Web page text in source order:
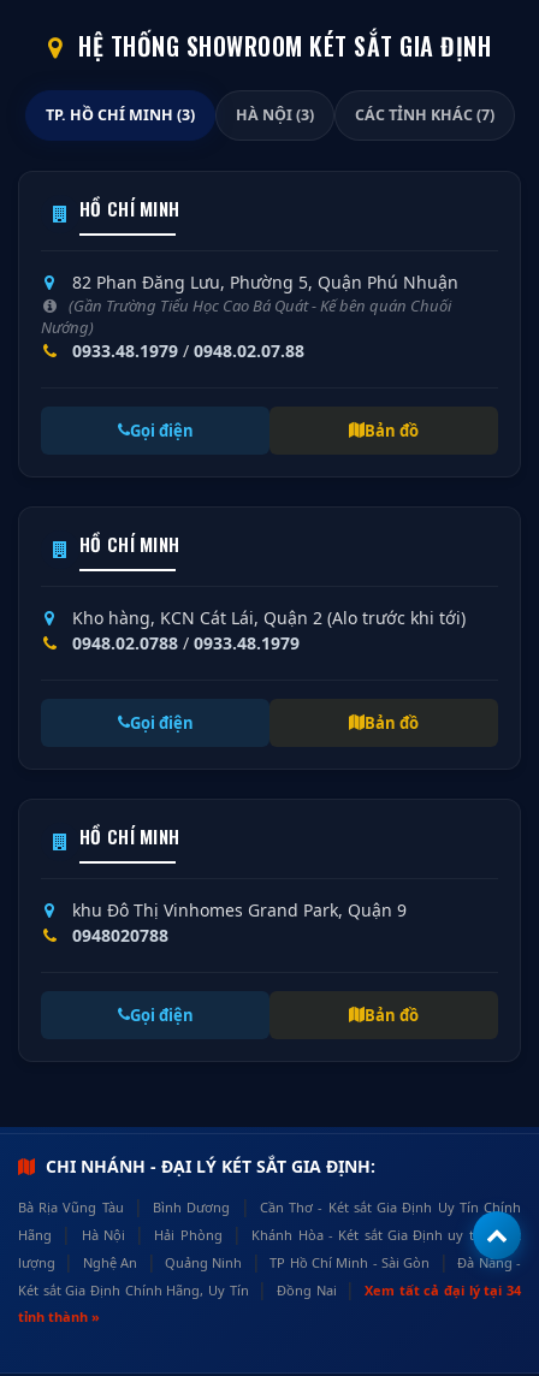
HỆ THỐNG SHOWROOM KÉT SẮT GIA ĐỊNH
TP. HỒ CHÍ MINH (3) HÀ NỘI (3) CÁC TỈNH KHÁC (7)
HỒ CHÍ MINH
82 Phan Đăng Lưu, Phường 5, Quận Phú Nhuận
(Gần Trường Tiểu Học Cao Bá Quát - Kế bên quán Chuối
Nướng)
0933.48.1979 / 0948.02.07.88
Gọi điện Bản đồ
HỒ CHÍ MINH
Kho hàng, KCN Cát Lái, Quận 2 (Alo trước khi tới)
0948.02.0788 / 0933.48.1979
Gọi điện Bản đồ
HỒ CHÍ MINH
khu Đô Thị Vinhomes Grand Park, Quận 9
0948020788
Gọi điện Bản đồ
CHI NHÁNH - ĐẠI LÝ KÉT SẮT GIA ĐỊNH:
Bà Rịa Vũng Tàu | Bình Dương |
Cần Thơ - Két sắt Gia Định Uy Tín Chính
Hãng
| Hà Nội | Hải Phòng |
Khánh Hòa - Két sắt Gia Định uy tín, chất
lượng
| Nghệ An | Quảng Ninh | TP Hồ Chí Minh - Sài Gòn |
Đà Nẵng -
Két sắt Gia Định Chính Hãng, Uy Tín
| Đồng Nai |
Xem tất cả đại lý tại 34
tỉnh thành »